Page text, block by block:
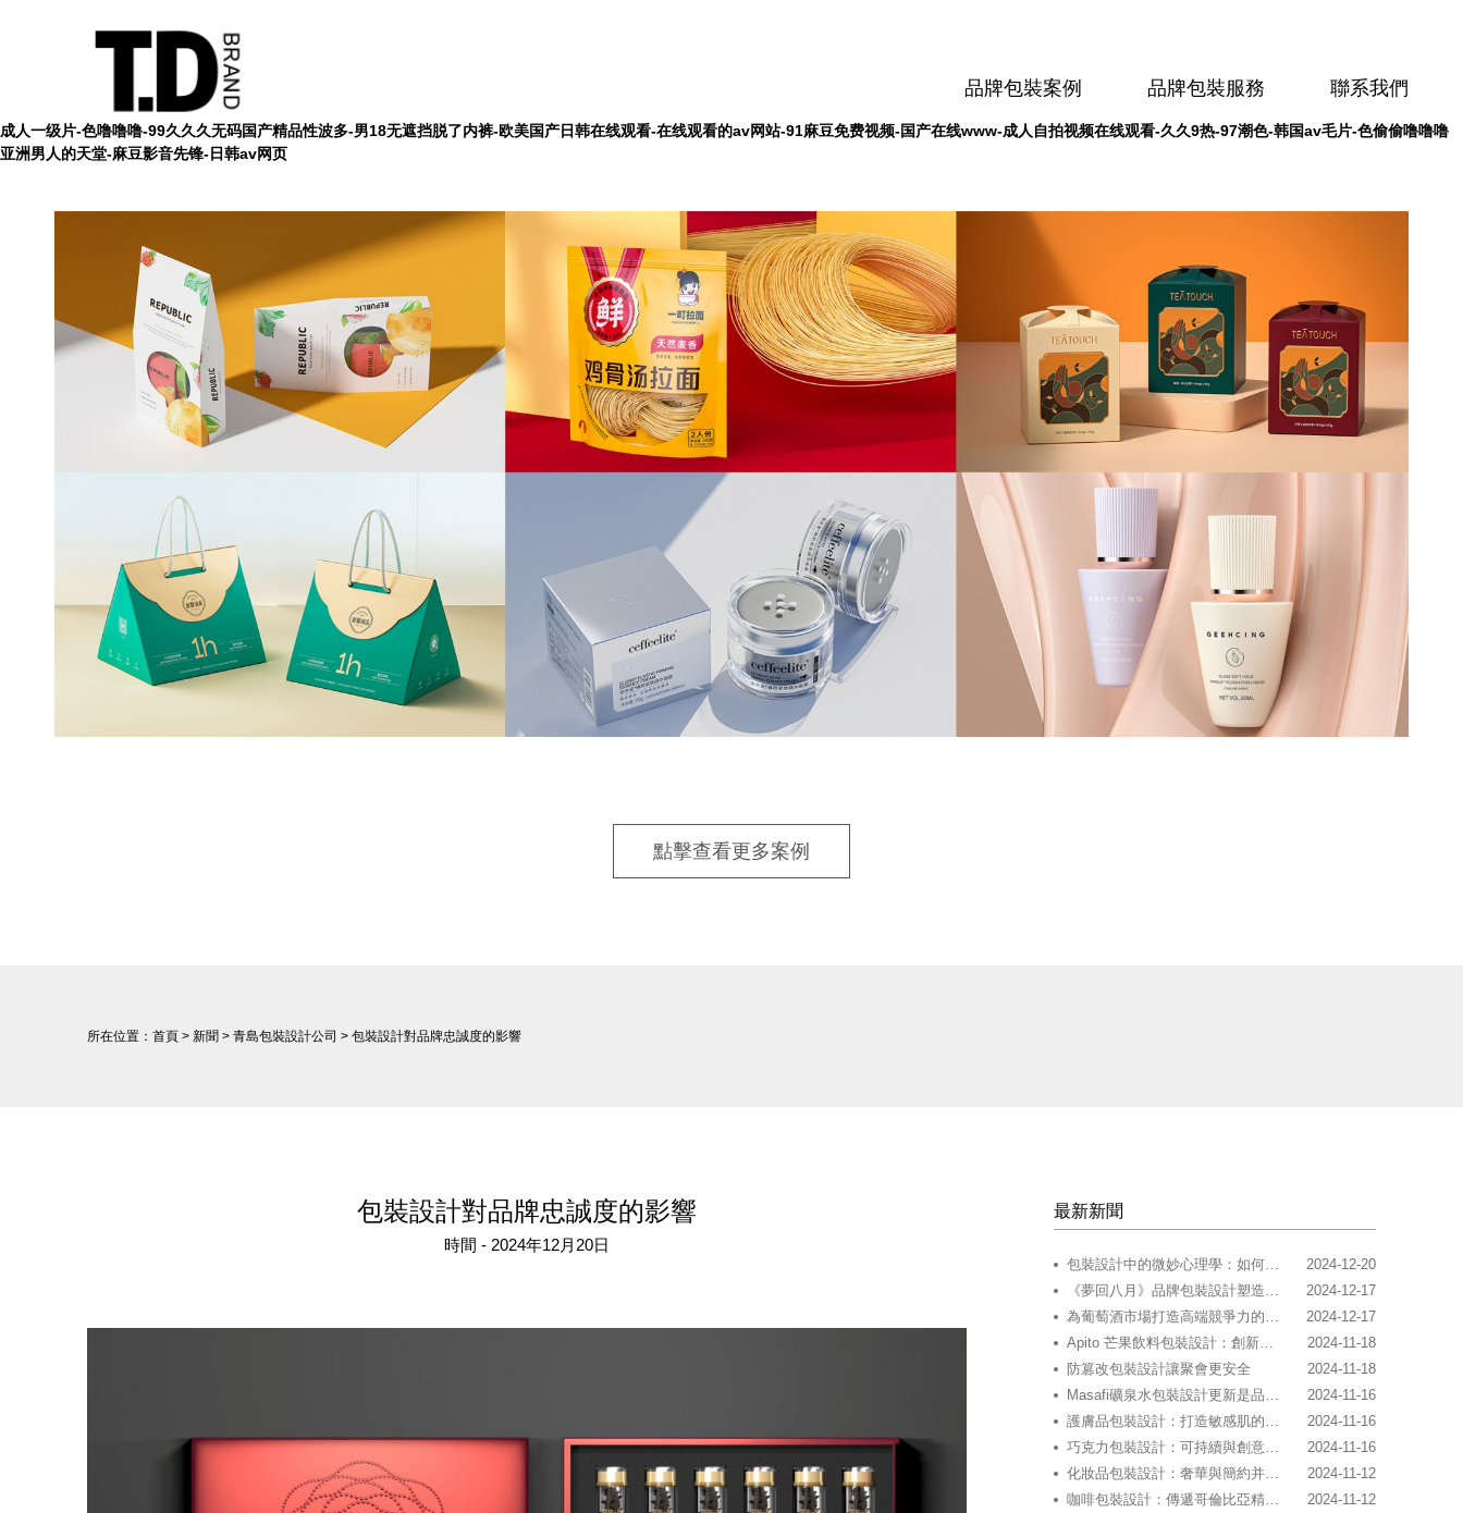
成人一级片-色噜噜噜-99久久久无码国产精品性波多-男18无遮挡脱了内裤-欧美国产日韩在线观看-在线观看的av网站-91麻豆免费视频-国产在线www-成人自拍视频在线观看-久久9热-97潮色-韩国av毛片-色偷偷噜噜噜
亚洲男人的天堂-麻豆影音先锋-日韩av网页
品牌包裝案例 品牌包裝服務 聯系我們
點擊查看更多案例
所在位置： 首頁 > 新聞 > 青島包裝設計公司 > 包裝設計對品牌忠誠度的影響
包裝設計對品牌忠誠度的影響
時間 - 2024年12月20日
最新新聞
2024-12-20
2024-12-17
2024-12-17
2024-11-18
防篡改包裝設計讓聚會更安全
2024-11-18
2024-11-16
2024-11-16
2024-11-16
2024-11-12
2024-11-12